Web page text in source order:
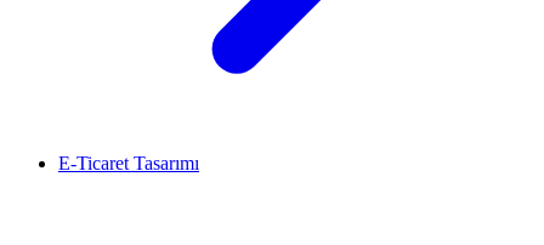
E-Ticaret Tasarımı